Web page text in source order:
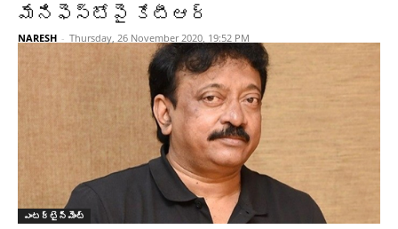
మేనిఫెస్టోపై కేటీఆర్
NARESH - Thursday, 26 November 2020, 19:52 PM
ఎంటర్టైన్మెంట్